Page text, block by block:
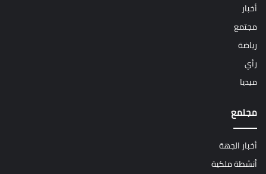
أخبار
مجتمع
رياضة
رأي
ميديا
مجتمع
أخبار الجهة
أنشطة ملكية